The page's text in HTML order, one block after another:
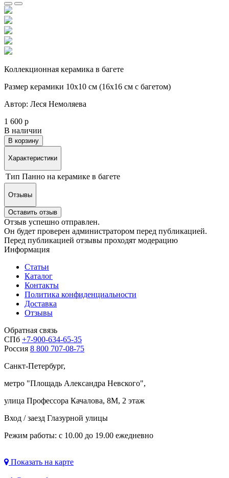
Коллекционная керамика в багете
Размер керамики 10х10 см (16х16 см с багетом)
Автор: Леся Немоляева
1 600 р
В наличии
В корзину
Характеристики
Тип Панно на керамике в багете
Отзывы
Оставить отзыв
Отзыв успешно отправлен.
Он будет проверен администратором перед публикацией.
Перед публикацией отзывы проходят модерацию
Информация
Статьи
Каталог
Контакты
Политика конфиденциальности
Доставка
Отзывы
Обратная связь
СПб +7-900-634-65-35
Россия 8 800 707-08-75
Санкт-Петербург,
метро "Площадь Александра Невского",
улица Профессора Качалова, 8М, 2 этаж
Вход / заезд Глазурной улицы
Режим работы: с 10.00 до 19.00 ежедневно
Показать на карте